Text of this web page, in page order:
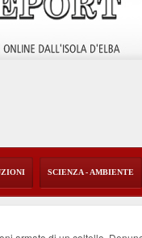
SCIENZA - AMBIENTE